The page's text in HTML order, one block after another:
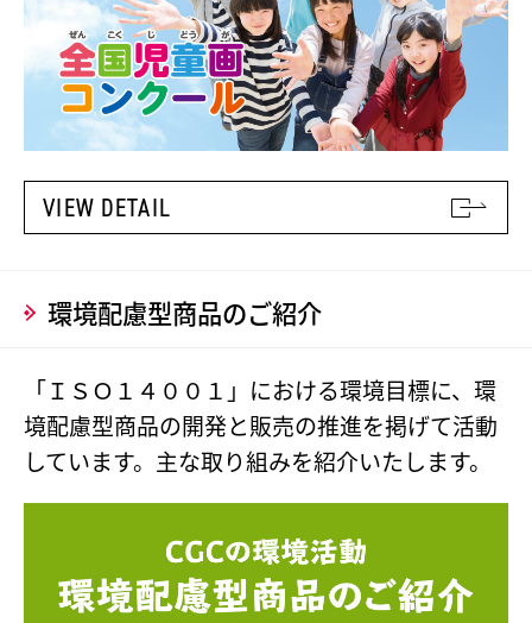
VIEW DETAIL
環境配慮型商品のご紹介
「ＩＳＯ１４００１」における環境目標に、環
境配慮型商品の開発と販売の推進を掲げて活動
しています。主な取り組みを紹介いたします。